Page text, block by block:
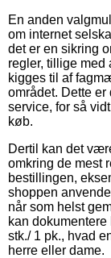
En anden
om internet
det er en sikring
regler, tillige
kigges til af
området. Dette
service, for så
køb.
Dertil kan det
omkring de mest
bestillingen,
shoppen
når som helst
kan
stk./ 1 pk., hvad
herre eller dame.